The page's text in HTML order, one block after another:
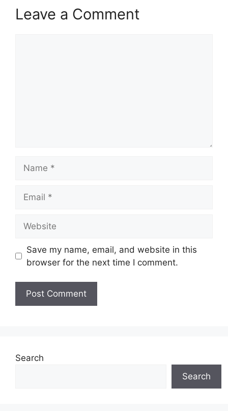
Leave a Comment
Save my name, email, and website in this
browser for the next time I comment.
Search
Search